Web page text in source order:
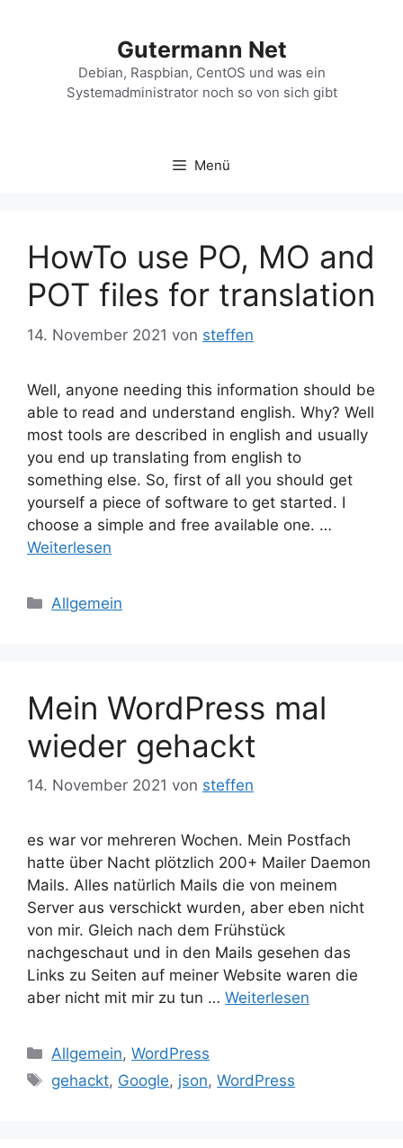
Gutermann Net
Debian, Raspbian, CentOS und was ein
Systemadministrator noch so von sich gibt
Menü
HowTo use PO, MO and
POT files for translation
14. November 2021 von steffen
Well, anyone needing this information should be
able to read and understand english. Why? Well
most tools are described in english and usually
you end up translating from english to
something else. So, first of all you should get
yourself a piece of software to get started. I
choose a simple and free available one. …
Weiterlesen
Kategorien
Allgemein
Mein WordPress mal
wieder gehackt
14. November 2021 von steffen
es war vor mehreren Wochen. Mein Postfach
hatte über Nacht plötzlich 200+ Mailer Daemon
Mails. Alles natürlich Mails die von meinem
Server aus verschickt wurden, aber eben nicht
von mir. Gleich nach dem Frühstück
nachgeschaut und in den Mails gesehen das
Links zu Seiten auf meiner Website waren die
aber nicht mit mir zu tun … Weiterlesen
Kategorien
Allgemein,WordPress
Schlagwörter
gehackt, Google, json,WordPress